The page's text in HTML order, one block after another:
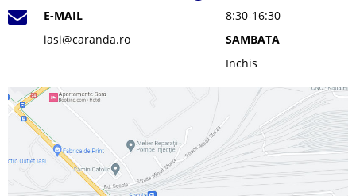
E-MAIL
iasi@caranda.ro
8:30-16:30
SAMBATA
Inchis